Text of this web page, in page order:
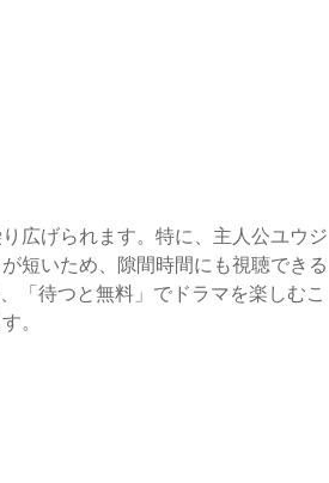
広げられます。特に、主人公ユウジ
短いため、隙間時間にも視聴できる
「待つと無料」でドラマを楽しむこ
。